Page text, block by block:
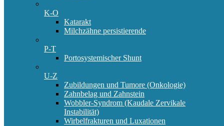
K-O
Katarakt
Milchzähne persistierende
P-T
Portosystemischer Shunt
U-Z
Zubildungen und Tumore (Onkologie)
Zahnbelag und Zahnstein
Wobbler-Syndrom (Kaudale Zervikale
Instabilität)
Wirbelfrakturen und Luxationen